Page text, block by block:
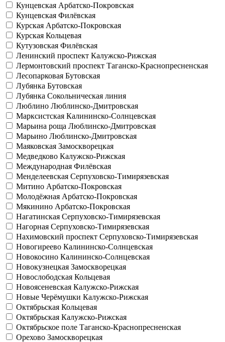
Кунцевская Арбатско-Покровская
Кунцевская Филёвская
Курская Арбатско-Покровская
Курская Кольцевая
Кутузовская Филёвская
Ленинский проспект Калужско-Рижская
Лермонтовский проспект Таганско-Краснопресненская
Лесопарковая Бутовская
Лубянка Бутовская
Лубянка Сокольническая линия
Люблино Люблинско-Дмитровская
Марксистская Калининско-Солнцевская
Марьина роща Люблинско-Дмитровская
Марьино Люблинско-Дмитровская
Маяковская Замоскворецкая
Медведково Калужско-Рижская
Международная Филёвская
Менделеевская Серпуховско-Тимирязевская
Митино Арбатско-Покровская
Молодёжная Арбатско-Покровская
Мякинино Арбатско-Покровская
Нагатинская Серпуховско-Тимирязевская
Нагорная Серпуховско-Тимирязевская
Нахимовский проспект Серпуховско-Тимирязевская
Новогиреево Калининско-Солнцевская
Новокосино Калининско-Солнцевская
Новокузнецкая Замоскворецкая
Новослободская Кольцевая
Новоясеневская Калужско-Рижская
Новые Черёмушки Калужско-Рижская
Октябрьская Кольцевая
Октябрьская Калужско-Рижская
Октябрьское поле Таганско-Краснопресненская
Орехово Замоскворецкая